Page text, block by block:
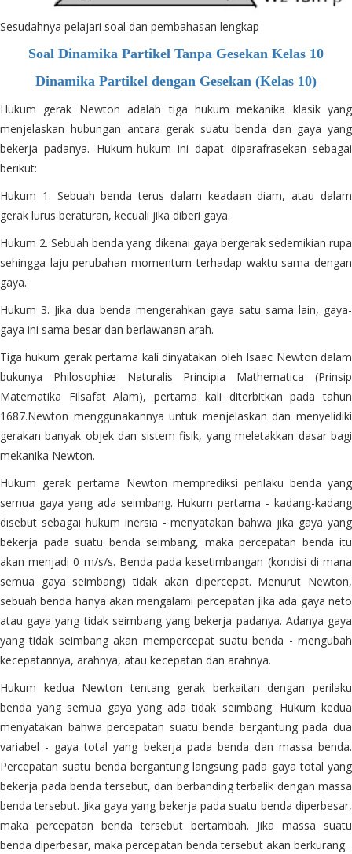
Sesudahnya pelajari soal dan pembahasan lengkap
Soal Dinamika Partikel Tanpa Gesekan Kelas 10
Dinamika Partikel dengan Gesekan (Kelas 10)
Hukum gerak Newton adalah tiga hukum mekanika klasik yang
menjelaskan hubungan antara gerak suatu benda dan gaya yang
bekerja padanya. Hukum-hukum ini dapat diparafrasekan sebagai
berikut:
Hukum 1. Sebuah benda terus dalam keadaan diam, atau dalam
gerak lurus beraturan, kecuali jika diberi gaya.
Hukum 2. Sebuah benda yang dikenai gaya bergerak sedemikian rupa
sehingga laju perubahan momentum terhadap waktu sama dengan
gaya.
Hukum 3. Jika dua benda mengerahkan gaya satu sama lain, gaya-
gaya ini sama besar dan berlawanan arah.
Tiga hukum gerak pertama kali dinyatakan oleh Isaac Newton dalam
bukunya Philosophiæ Naturalis Principia Mathematica (Prinsip
Matematika Filsafat Alam), pertama kali diterbitkan pada tahun
1687.Newton menggunakannya untuk menjelaskan dan menyelidiki
gerakan banyak objek dan sistem fisik, yang meletakkan dasar bagi
mekanika Newton.
Hukum gerak pertama Newton memprediksi perilaku benda yang
semua gaya yang ada seimbang. Hukum pertama - kadang-kadang
disebut sebagai hukum inersia - menyatakan bahwa jika gaya yang
bekerja pada suatu benda seimbang, maka percepatan benda itu
akan menjadi 0 m/s/s. Benda pada kesetimbangan (kondisi di mana
semua gaya seimbang) tidak akan dipercepat. Menurut Newton,
sebuah benda hanya akan mengalami percepatan jika ada gaya neto
atau gaya yang tidak seimbang yang bekerja padanya. Adanya gaya
yang tidak seimbang akan mempercepat suatu benda - mengubah
kecepatannya, arahnya, atau kecepatan dan arahnya.
Hukum kedua Newton tentang gerak berkaitan dengan perilaku
benda yang semua gaya yang ada tidak seimbang. Hukum kedua
menyatakan bahwa percepatan suatu benda bergantung pada dua
variabel - gaya total yang bekerja pada benda dan massa benda.
Percepatan suatu benda bergantung langsung pada gaya total yang
bekerja pada benda tersebut, dan berbanding terbalik dengan massa
benda tersebut. Jika gaya yang bekerja pada suatu benda diperbesar,
maka percepatan benda tersebut bertambah. Jika massa suatu
benda diperbesar, maka percepatan benda tersebut akan berkurang.